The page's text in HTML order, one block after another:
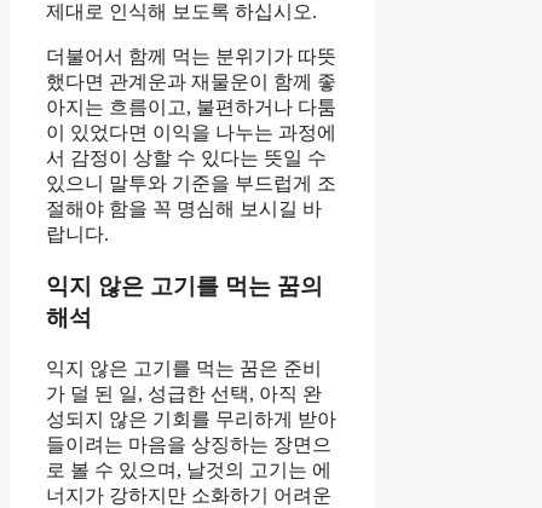
제대로 인식해 보도록 하십시오.
더불어서 함께 먹는 분위기가 따뜻
했다면 관계운과 재물운이 함께 좋
아지는 흐름이고, 불편하거나 다툼
이 있었다면 이익을 나누는 과정에
서 감정이 상할 수 있다는 뜻일 수
있으니 말투와 기준을 부드럽게 조
절해야 함을 꼭 명심해 보시길 바
랍니다.
익지 않은 고기를 먹는 꿈의
해석
익지 않은 고기를 먹는 꿈은 준비
가 덜 된 일, 성급한 선택, 아직 완
성되지 않은 기회를 무리하게 받아
들이려는 마음을 상징하는 장면으
로 볼 수 있으며, 날것의 고기는 에
너지가 강하지만 소화하기 어려운